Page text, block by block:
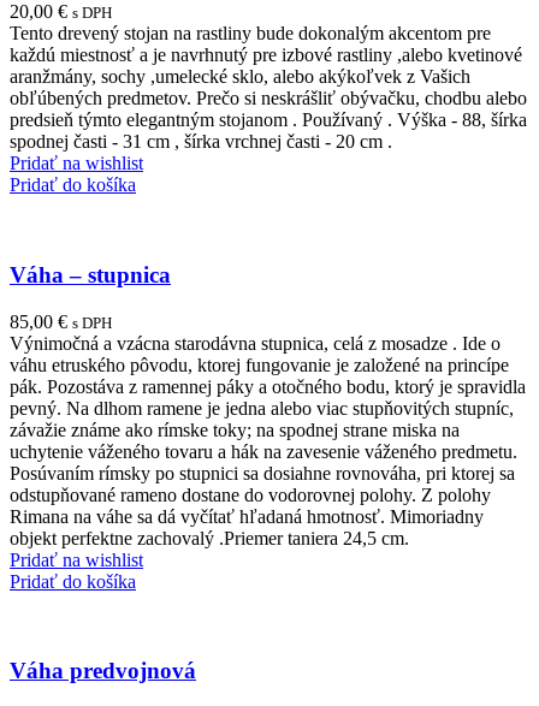
20,00 € s DPH
Tento drevený stojan na rastliny bude dokonalým akcentom pre
každú miestnosť a je navrhnutý pre izbové rastliny ,alebo kvetinové
aranžmány, sochy ,umelecké sklo, alebo akýkoľvek z Vašich
obľúbených predmetov. Prečo si neskrášliť obývačku, chodbu alebo
predsieň týmto elegantným stojanom . Používaný . Výška - 88, šírka
spodnej časti - 31 cm , šírka vrchnej časti - 20 cm .
Pridať na wishlist
Pridať do košíka
Váha – stupnica
85,00 € s DPH
Výnimočná a vzácna starodávna stupnica, celá z mosadze . Ide o
váhu etruského pôvodu, ktorej fungovanie je založené na princípe
pák. Pozostáva z ramennej páky a otočného bodu, ktorý je spravidla
pevný. Na dlhom ramene je jedna alebo viac stupňovitých stupníc,
závažie známe ako rímske toky; na spodnej strane miska na
uchytenie váženého tovaru a hák na zavesenie váženého predmetu.
Posúvaním rímsky po stupnici sa dosiahne rovnováha, pri ktorej sa
odstupňované rameno dostane do vodorovnej polohy. Z polohy
Rimana na váhe sa dá vyčítať hľadaná hmotnosť. Mimoriadny
objekt perfektne zachovalý .Priemer taniera 24,5 cm.
Pridať na wishlist
Pridať do košíka
Váha predvojnová